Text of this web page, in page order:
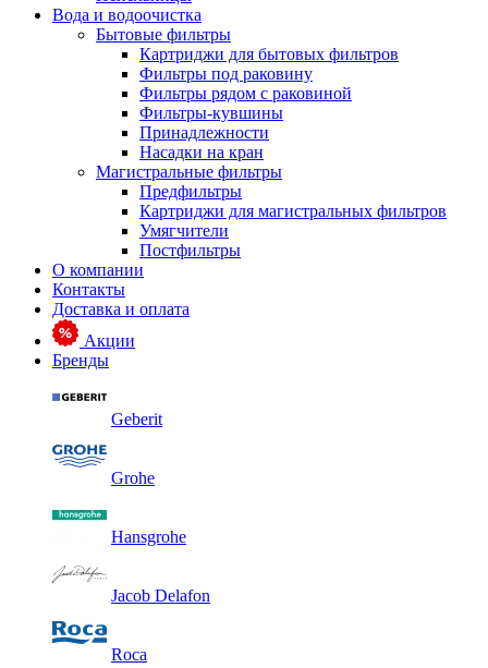
Вода и водоочистка
Бытовые фильтры
Картриджи для бытовых фильтров
Фильтры под раковину
Фильтры рядом с раковиной
Фильтры-кувшины
Принадлежности
Насадки на кран
Магистральные фильтры
Предфильтры
Картриджи для магистральных фильтров
Умягчители
Постфильтры
О компании
Контакты
Доставка и оплата
Акции
Бренды
Geberit
Grohe
Hansgrohe
Jacob Delafon
Roca